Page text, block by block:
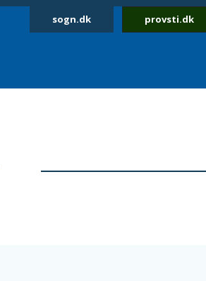
sogn.dk provsti.dk